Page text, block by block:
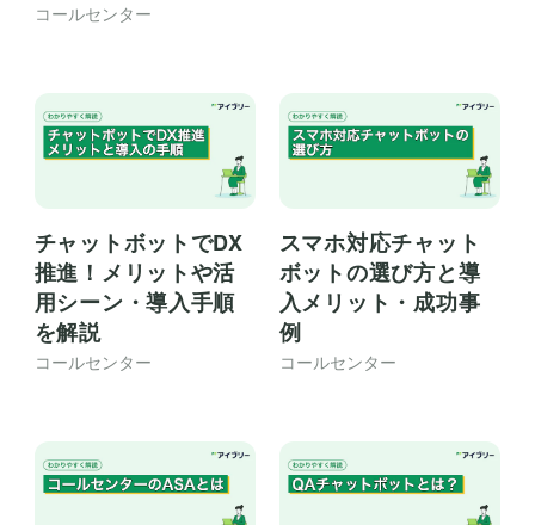
コールセンター
チャットボットでDX
推進！メリットや活
用シーン・導入手順
を解説
コールセンター
スマホ対応チャット
ボットの選び方と導
入メリット・成功事
例
コールセンター